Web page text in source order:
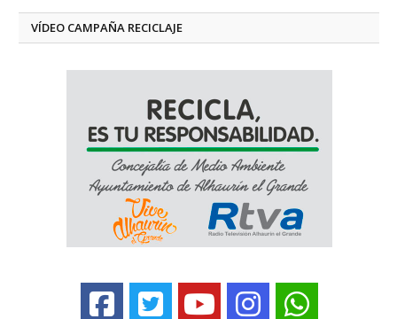
VÍDEO CAMPAÑA RECICLAJE